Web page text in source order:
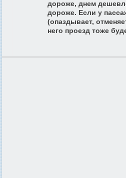
дороже, днем
дороже. Если у
(опаздывает,
него проезд тоже